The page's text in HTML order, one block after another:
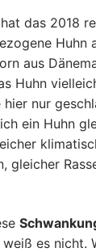
das 2018
Huhn
aus
Huhn
nur
ein Huhn
gleicher
es nicht.